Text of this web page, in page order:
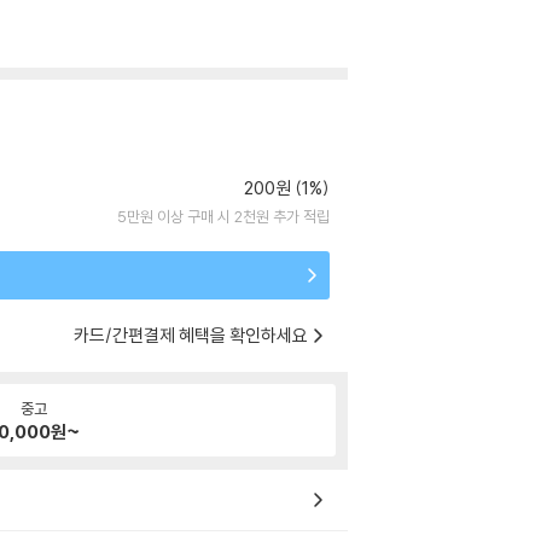
200원 (1%)
5만원 이상 구매 시 2천원 추가 적립
카드/간편결제 혜택을 확인하세요
중고
원~